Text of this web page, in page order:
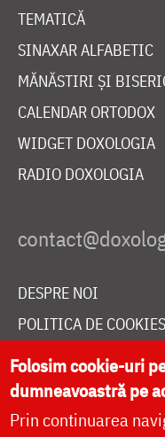
TEMATICĂ
SINAXAR ALFABETIC
MĂNĂSTIRI ȘI
CALENDAR ORTODOX
WIDGET DOXOLOGIA
RADIO DOXOLOGIA
DESPRE NOI
POLITICA DE COOKIES
DONEAZĂ ONLINE
LIVE
Folosim cookie-uri
dumneavoastră pe
Prin continuarea